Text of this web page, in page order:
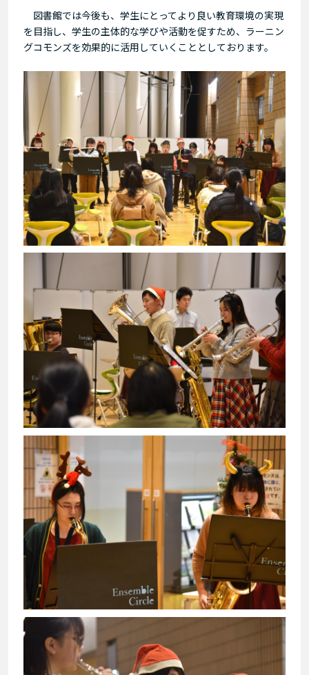
図書館では今後も、学生にとってより良い教育環境の実現
を目指し、学生の主体的な学びや活動を促すため、ラーニン
グコモンズを効果的に活用していくこととしております。